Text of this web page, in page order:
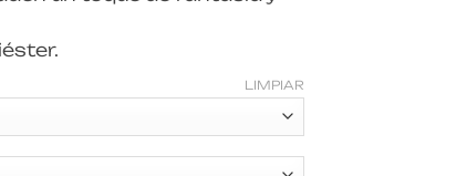
LIMPIAR